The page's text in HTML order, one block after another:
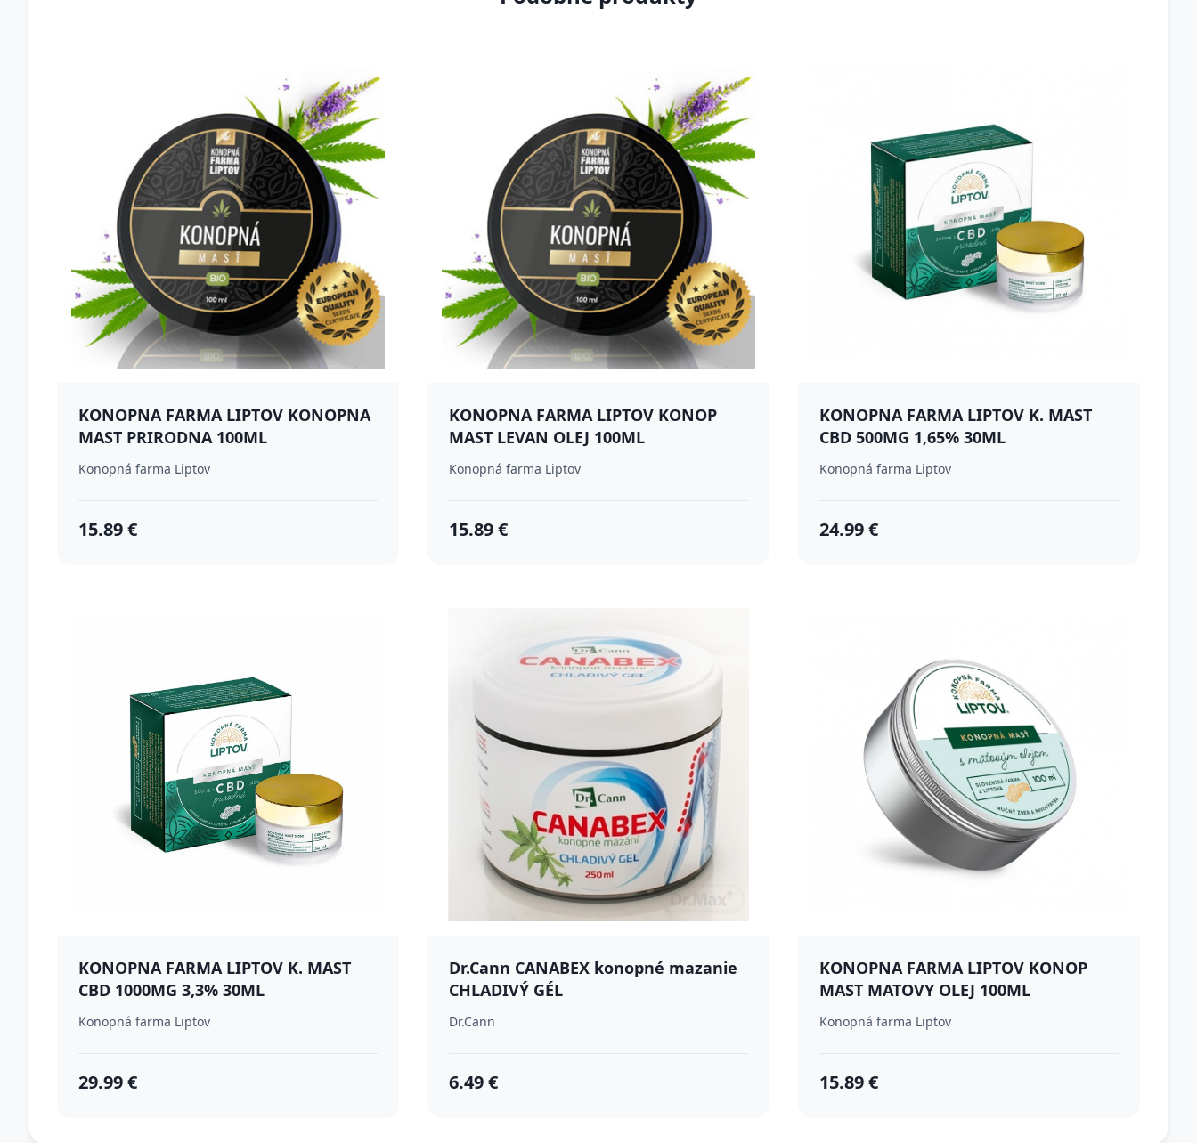
KONOPNA FARMA LIPTOV KONOPNA
MAST PRIRODNA 100ML
Konopná farma Liptov
15.89 €
KONOPNA FARMA LIPTOV KONOP
MAST LEVAN OLEJ 100ML
Konopná farma Liptov
15.89 €
KONOPNA FARMA LIPTOV K. MAST
CBD 500MG 1,65% 30ML
Konopná farma Liptov
24.99 €
KONOPNA FARMA LIPTOV K. MAST
CBD 1000MG 3,3% 30ML
Konopná farma Liptov
29.99 €
Dr.Cann CANABEX konopné mazanie
CHLADIVÝ GÉL
Dr.Cann
6.49 €
KONOPNA FARMA LIPTOV KONOP
MAST MATOVY OLEJ 100ML
Konopná farma Liptov
15.89 €